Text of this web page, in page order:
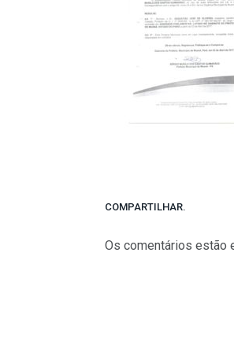
COMPARTILHAR.
Os comentários estão